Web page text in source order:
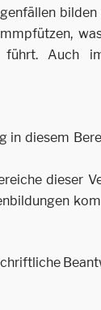
führt. Auch
in diesem
dieser